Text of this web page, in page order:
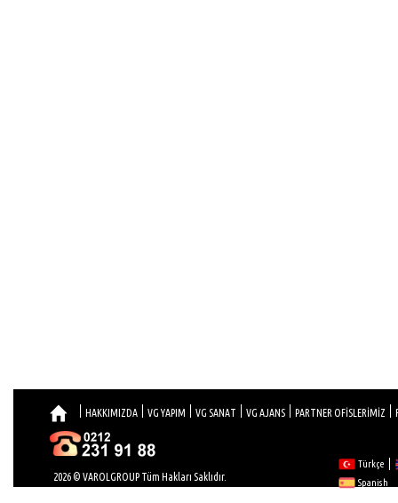
HAKKIMIZDA VG YAPIM VG SANAT VG AJANS PARTNER OFİSLERİMİZ
2026 © VAROLGROUP Tüm Hakları Saklıdır.
Türkçe
Spanish